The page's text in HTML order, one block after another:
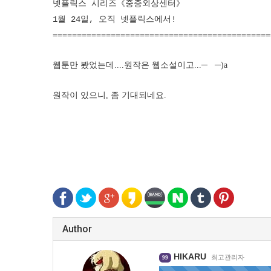
넷플릭스 시리즈《중증외상센터》
1월 24일, 오직 넷플릭스에서!
웹툰만 봤었는데....원작은 웹소설이고...─ ─)a
원작이 있으니, 좀 기대되네요.
Author
99 HIKARU 최고관리자